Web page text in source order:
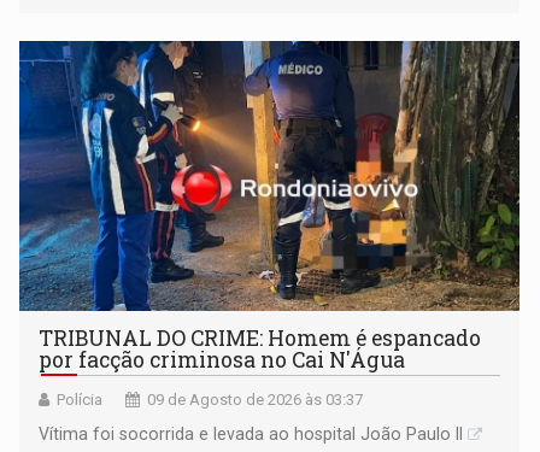
TRIBUNAL DO CRIME: Homem é espancado
por facção criminosa no Cai N'Água
Polícia 09 de Agosto de 2026 às 03:37
Vítima foi socorrida e levada ao hospital João Paulo II